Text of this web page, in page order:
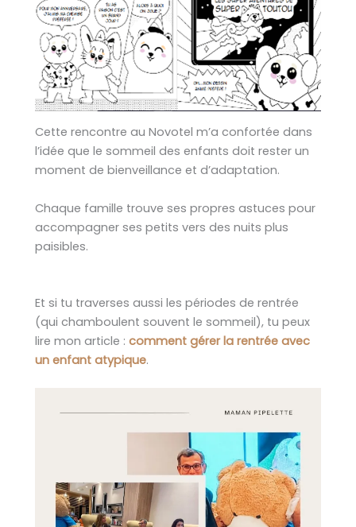
Cette rencontre au Novotel m’a confortée dans
l’idée que le sommeil des enfants doit rester un
moment de bienveillance et d’adaptation.
Chaque famille trouve ses propres astuces pour
accompagner ses petits vers des nuits plus
paisibles.
Et si tu traverses aussi les périodes de rentrée
(qui chamboulent souvent le sommeil), tu peux
lire mon article : comment gérer la rentrée avec
un enfant atypique.